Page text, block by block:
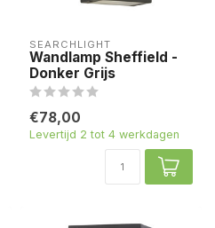
SEARCHLIGHT
Wandlamp Sheffield -
Donker Grijs
€78,00
Levertijd 2 tot 4 werkdagen